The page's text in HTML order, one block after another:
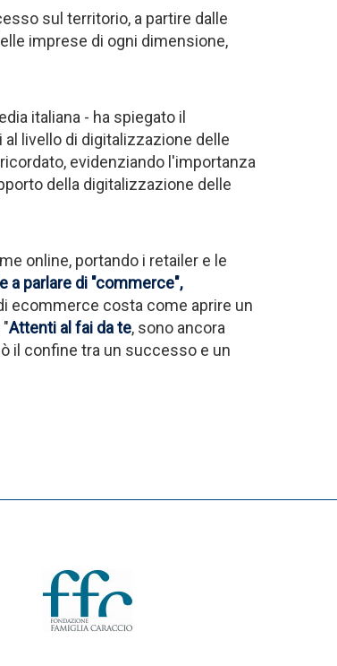
sul territorio, a partire dalle
imprese di ogni dimensione,
italiana - ha spiegato il
al livello di digitalizzazione delle
evidenziando l'importanza
della digitalizzazione delle
online, portando i retailer e le
a parlare di "commerce",
ecommerce costa come aprire un
"Attenti al fai da te, sono ancora
il confine tra un successo e un